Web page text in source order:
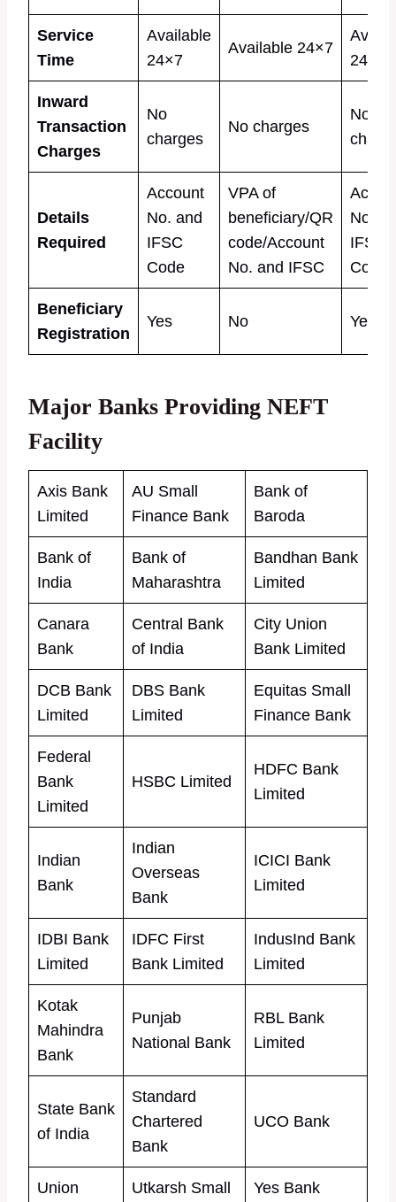
Service
Time
Available
24×7
Available 24×7
24×7
Inward
Transaction
Charges
No
charges
No charges
No
Details
Required
Account
No. and
IFSC
Code
VPA of
beneficiary/QR
code/Account
No. and IFSC
No.
IFSC
Code
Beneficiary
Registration
Yes No Yes
Major Banks Providing NEFT
Facility
Axis Bank
Limited
AU Small
Finance Bank
Bank of
Baroda
Bank of
India
Bank of
Maharashtra
Bandhan Bank
Limited
Canara
Bank
Central Bank
of India
City Union
Bank Limited
DCB Bank
Limited
DBS Bank
Limited
Equitas Small
Finance Bank
Federal
Bank
Limited
HSBC Limited
HDFC Bank
Limited
Indian
Bank
Indian
Overseas
Bank
ICICI Bank
Limited
IDBI Bank
Limited
IDFC First
Bank Limited
IndusInd Bank
Limited
Kotak
Mahindra
Bank
Punjab
National Bank
RBL Bank
Limited
State Bank
of India
Standard
Chartered
Bank
UCO Bank
Union
Utkarsh Small
Yes Bank